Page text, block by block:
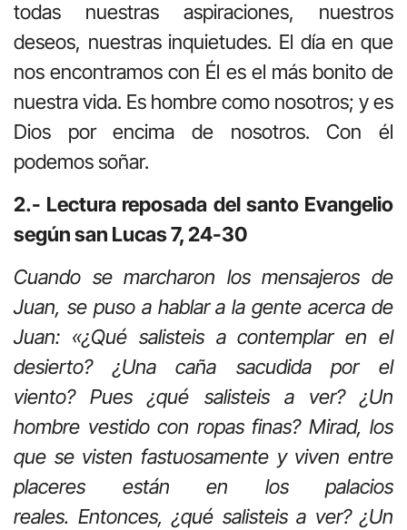
todas nuestras aspiraciones, nuestros
deseos, nuestras inquietudes. El día en que
nos encontramos con Él es el más bonito de
nuestra vida. Es hombre como nosotros; y es
Dios por encima de nosotros. Con él
podemos soñar.
2.- Lectura reposada del santo Evangelio
según san Lucas 7, 24-30
Cuando se marcharon los mensajeros de
Juan, se puso a hablar a la gente acerca de
Juan: «¿Qué salisteis a contemplar en el
desierto? ¿Una caña sacudida por el
viento? Pues ¿qué salisteis a ver? ¿Un
hombre vestido con ropas finas? Mirad, los
que se visten fastuosamente y viven entre
placeres están en los palacios
reales. Entonces, ¿qué salisteis a ver? ¿Un